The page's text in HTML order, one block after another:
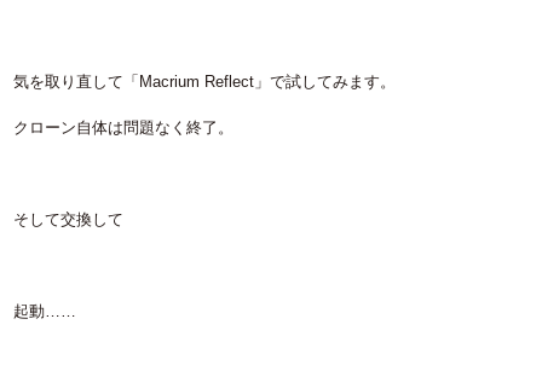
気を取り直して「Macrium Reflect」で試してみます。
クローン自体は問題なく終了。
そして交換して
起動……